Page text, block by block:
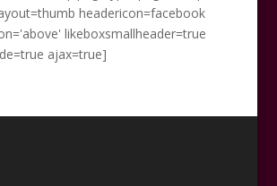
headericon=facebook
likeboxsmallheader=true
ajax=true]